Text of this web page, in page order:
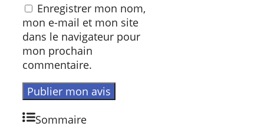
Enregistrer mon nom,
mon e-mail et mon site
dans le navigateur pour
mon prochain
commentaire.
Sommaire